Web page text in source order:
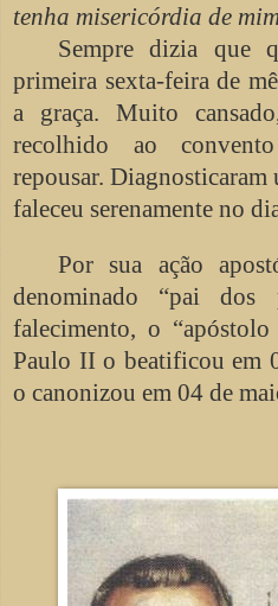
tenha misericórdia de
Sempre dizia que
primeira sexta-feira de
a graça. Muito
recolhido ao
repousar. Diagnosticaram
faleceu serenamente no
Por sua ação
denominado “pai dos
falecimento, o
Paulo II o beatificou em
o canonizou em 04 de